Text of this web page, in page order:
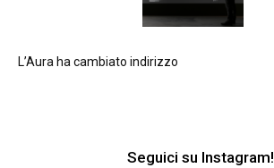
L’Aura ha cambiato indirizzo
Seguici su Instagram!